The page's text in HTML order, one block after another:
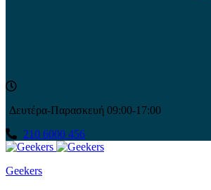
Δευτέρα-Παρασκευή 09:00-17:00
210 6000 456
Geekers